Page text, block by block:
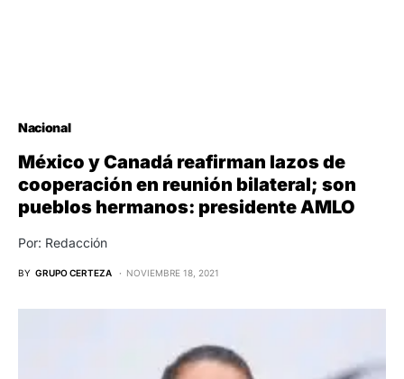
Nacional
México y Canadá reafirman lazos de
cooperación en reunión bilateral; son
pueblos hermanos: presidente AMLO
Por: Redacción
BY GRUPO CERTEZA NOVIEMBRE 18, 2021